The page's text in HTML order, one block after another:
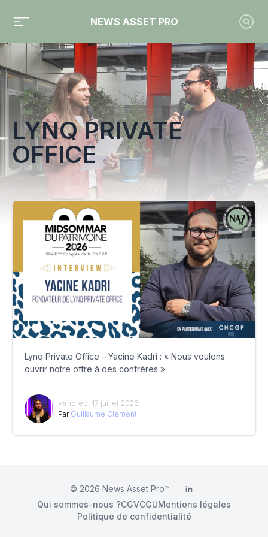
NEWS ASSET PRO
Toute l'actualité sur le tag "Lynq Private Office"
LYNQ PRIVATE
OFFICE
Lynq Private Office – Yacine Kadri : « Nous voulons
ouvrir notre offre à des confrères »
vendredi 17 juillet 2026
Par Guillaume Clément
© 2026 News Asset Pro™ LinkedIn
Qui sommes-nous ?CGVCGUMentions légales
Politique de confidentialité